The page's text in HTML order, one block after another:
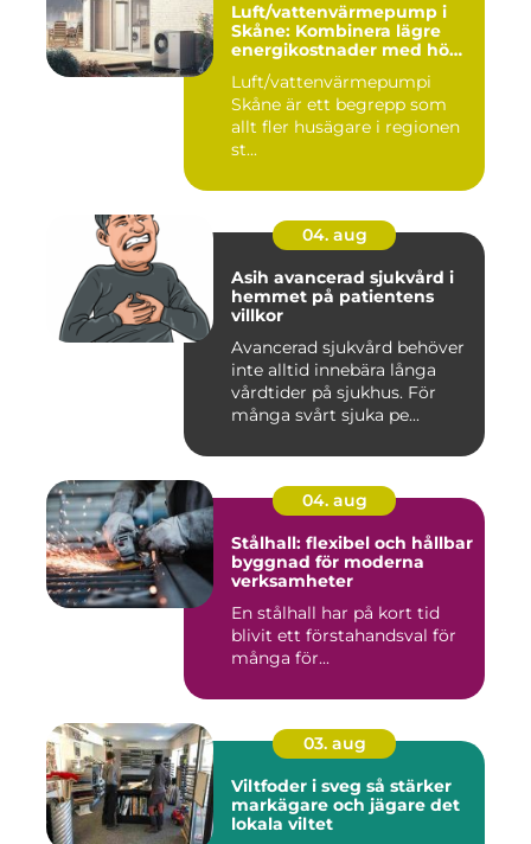
Luft/vattenvärmepump i
Skåne: Kombinera lägre
energikostnader med hög
komfort
Luft/vattenvärmepumpi
Skåne är ett begrepp som
allt fler husägare i regionen
st...
04. aug
Asih avancerad sjukvård i
hemmet på patientens
villkor
Avancerad sjukvård behöver
inte alltid innebära långa
vårdtider på sjukhus. För
många svårt sjuka pe...
04. aug
Stålhall: flexibel och hållbar
byggnad för moderna
verksamheter
En stålhall har på kort tid
blivit ett förstahandsval för
många för...
03. aug
Viltfoder i sveg så stärker
markägare och jägare det
lokala viltet